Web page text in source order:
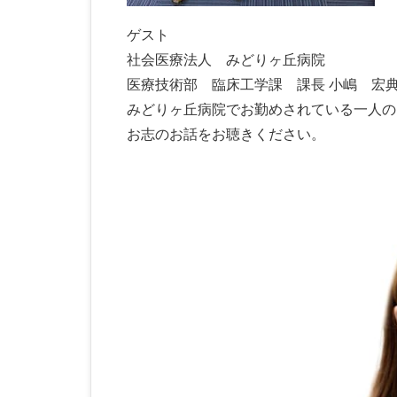
ゲスト
社会医療法人 みどりヶ丘病院
医療技術部 臨床工学課 課長 小嶋 宏
みどりヶ丘病院でお勤めされている一人
お志のお話をお聴きください。